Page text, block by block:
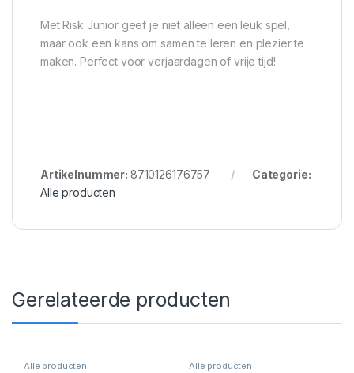
Met Risk Junior geef je niet alleen een leuk spel,
maar ook een kans om samen te leren en plezier te
maken. Perfect voor verjaardagen of vrije tijd!
Artikelnummer: 8710126176757
Categorie:
Alle producten
Gerelateerde producten
Alle producten Alle producten